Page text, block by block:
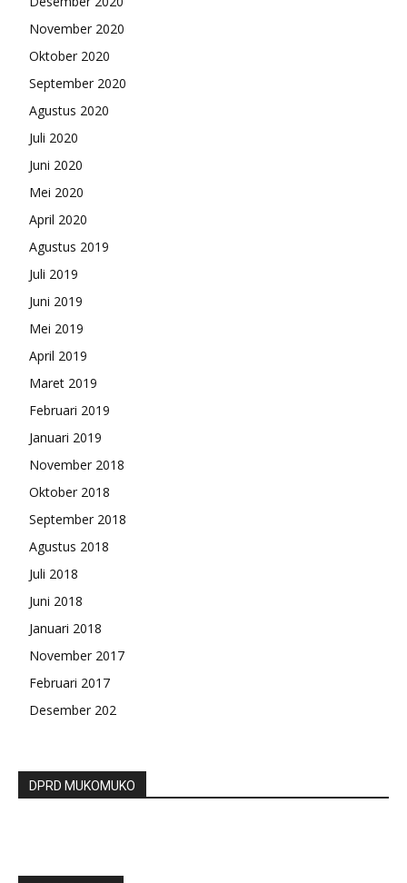
November 2020
Oktober 2020
September 2020
Agustus 2020
Juli 2020
Juni 2020
Mei 2020
April 2020
Agustus 2019
Juli 2019
Juni 2019
Mei 2019
April 2019
Maret 2019
Februari 2019
Januari 2019
November 2018
Oktober 2018
September 2018
Agustus 2018
Juli 2018
Juni 2018
Januari 2018
November 2017
Februari 2017
Desember 202
DPRD MUKOMUKO